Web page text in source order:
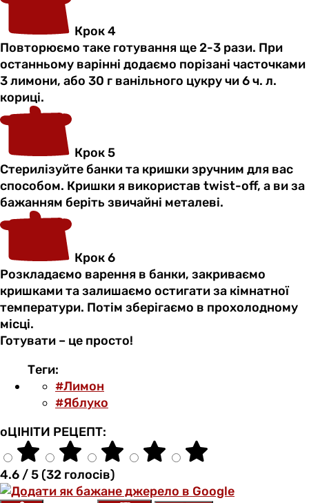
Крок 4
Повторюємо таке готування ще 2-3 рази. При
останньому варінні додаємо порізані часточками
3 лимони, або 30 г ванільного цукру чи 6 ч. л.
кориці.
Крок 5
Стерилізуйте банки та кришки зручним для вас
способом. Кришки я використав twist-off, а ви за
бажанням беріть звичайні металеві.
Крок 6
Розкладаємо варення в банки, закриваємо
кришками та залишаємо остигати за кімнатної
температури. Потім зберігаємо в прохолодному
місці.
Готувати – це просто!
Теги:
#Лимон
#Яблуко
оЦІНІТИ РЕЦЕПТ:
4.6 / 5 (32 голосів)